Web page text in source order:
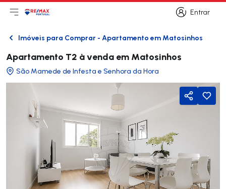
Entrar
Entrar
Abri menu principal
LogoIr para página inicial
VoltarImóveis para Comprar - Apartamento em Matosinhos
Apartamento T2 à venda em Matosinhos
São Mamede de Infesta e Senhora da Hora
Partilhar